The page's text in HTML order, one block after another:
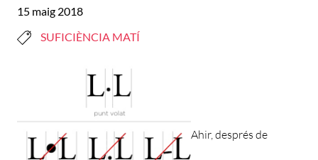
15 maig 2018
SUFICIÈNCIA MATÍ
Ahir, després de